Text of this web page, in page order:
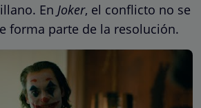
En Joker, el conflicto no se
forma parte de la resolución.